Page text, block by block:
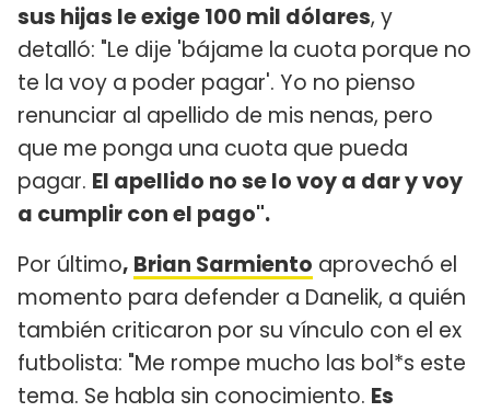
sus hijas le exige 100 mil dólares, y
detalló: "Le dije 'bájame la cuota porque no
te la voy a poder pagar'. Yo no pienso
renunciar al apellido de mis nenas, pero
que me ponga una cuota que pueda
pagar. El apellido no se lo voy a dar y voy
a cumplir con el pago".
Por último, Brian Sarmiento aprovechó el
momento para defender a Danelik, a quién
también criticaron por su vínculo con el ex
futbolista: "Me rompe mucho las bol*s este
tema. Se habla sin conocimiento. Es